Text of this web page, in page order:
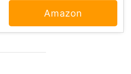
Amazon